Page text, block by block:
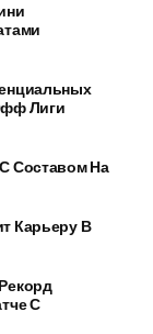
Лиги
Составом На
Карьеру В
С